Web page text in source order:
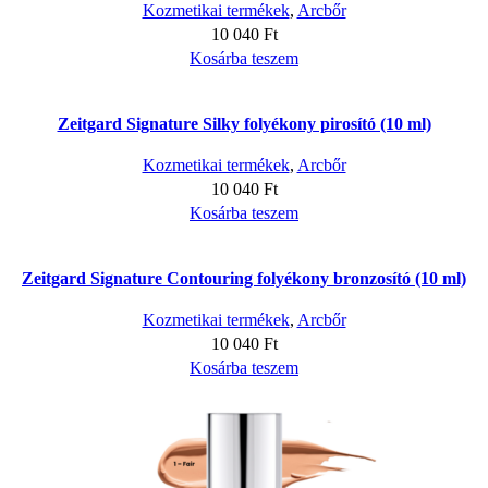
Kozmetikai termékek, Arcbőr
10 040 Ft
Kosárba teszem
Zeitgard Signature Silky folyékony pirosító (10 ml)
Kozmetikai termékek, Arcbőr
10 040 Ft
Kosárba teszem
Zeitgard Signature Contouring folyékony bronzosító (10 ml)
Kozmetikai termékek, Arcbőr
10 040 Ft
Kosárba teszem